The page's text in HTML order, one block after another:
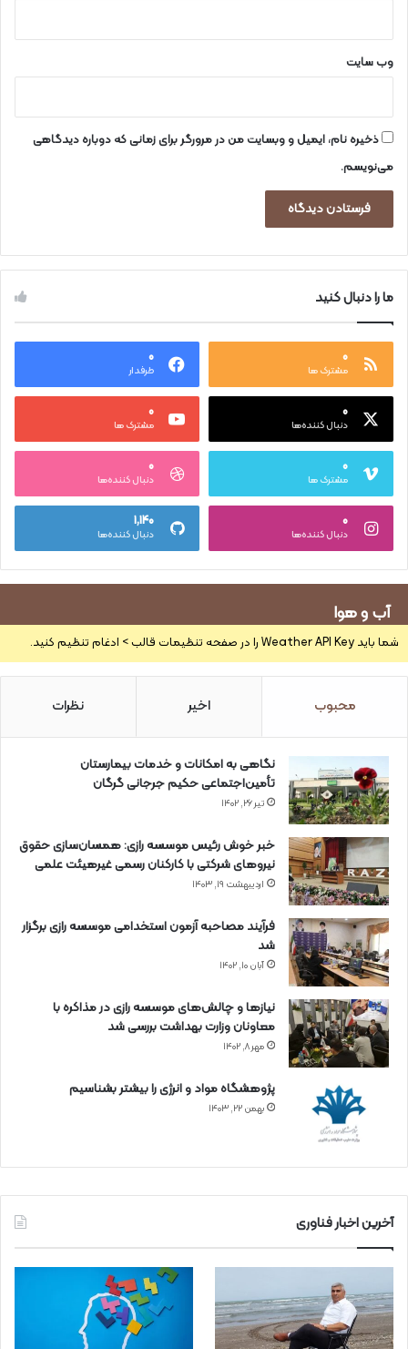
وب‌ سایت
ذخیره نام، ایمیل و وبسایت من در مرورگر برای زمانی که دوباره دیدگاهی
می‌نویسم.
ما را دنبال کنید
۰
مشترک ها
۰
طرفدار
۰
دنبال کننده‌ها
۰
مشترک ها
۰
مشترک ها
۰
دنبال کننده‌ها
۰
دنبال کننده‌ها
۱,۱۴۰
دنبال کننده‌ها
آب و هوا
شما باید Weather API Key را در صفحه تنظیمات قالب > ادغام تنظیم کنید.
محبوب اخیر نظرات
نگاهی به امکانات و خدمات بیمارستان
تأمین‌اجتماعی حکیم جرجانی گرگان
تیر ۲۶, ۱۴۰۲
خبر خوش رئیس موسسه رازی: همسان‌سازی حقوق
نیروهای شرکتی با کارکنان رسمی غیرهیئت علمی
اردیبهشت ۱۹, ۱۴۰۳
فرآیند مصاحبه آزمون استخدامی موسسه رازی برگزار
شد
آبان ۱۰, ۱۴۰۲
نیازها و چالش‌های موسسه رازی در مذاکره با
معاونان وزارت بهداشت بررسی شد
مهر ۸, ۱۴۰۲
پژوهشگاه مواد و انرژی را بیشتر بشناسیم
بهمن ۲۲, ۱۴۰۳
آخرین اخبار فناوری